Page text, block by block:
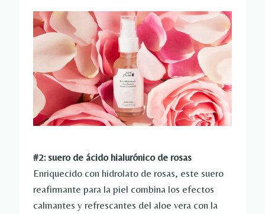
#2: suero de ácido hialurónico de rosas
Enriquecido con hidrolato de rosas, este suero
reafirmante para la piel combina los efectos
calmantes y refrescantes del aloe vera con la